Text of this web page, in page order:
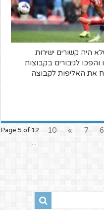
היה קשורים ישירות
לגיבורים בקבוצות
את האליפות לקבוצה
Page 5 of 12 6
7
»
10
...